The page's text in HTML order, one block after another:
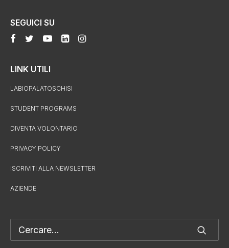
SEGUICI SU
LINK UTILI
LABIOPALATOSCHISI
STUDENT PROGRAMS
DIVENTA VOLONTARIO
PRIVACY POLICY
ISCRIVITI ALLA NEWSLETTER
AZIENDE